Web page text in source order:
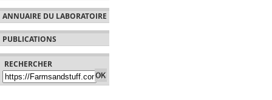
ANNUAIRE DU LABORATOIRE
PUBLICATIONS
RECHERCHER